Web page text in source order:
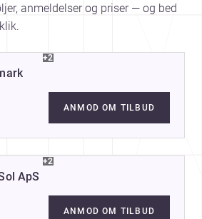
anmeldelser og priser — og bed
+2
ANMOD OM TILBUD
+2
ApS
ANMOD OM TILBUD